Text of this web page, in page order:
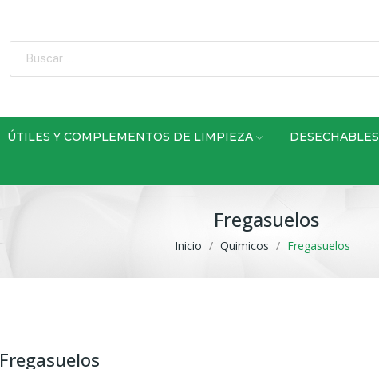
ÚTILES Y COMPLEMENTOS DE LIMPIEZA DESECHABLES
Fregasuelos
Inicio Quimicos Fregasuelos
Fregasuelos